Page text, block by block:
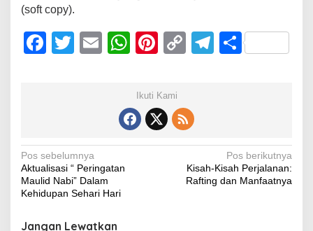
(soft copy).
F
o
o
k
T
E
W
at
s
A
Pi
er
e
st
C
y
Li
k
T
m
S
Ikuti Kami
Navigasi
pos
Pos sebelumnya
Aktualisasi “ Peringatan
Maulid Nabi” Dalam
Kehidupan Sehari Hari
Pos berikutnya
Kisah-Kisah Perjalanan:
Rafting dan Manfaatnya
Jangan Lewatkan